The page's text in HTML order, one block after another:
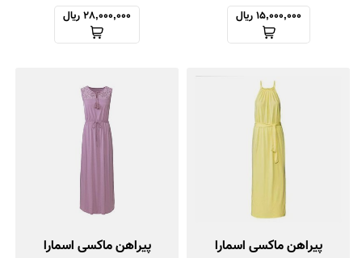
15,000,000 ریال 28,000,000 ریال
پیراهن ماکسی اسمارا
پیراهن ماکسی اسمارا